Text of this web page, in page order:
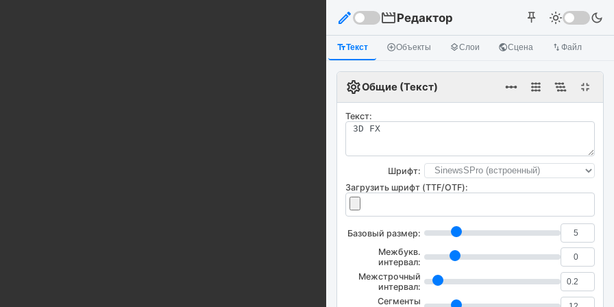
edit movieРедактор push_pin light_mode dark_mode
text_fieldsТекст add_circle_outlineОбъекты layersСлои publicСцена import_export Файл
settingsОбщие (Текст) linear_scale fullscreen_exit
Текст:
Шрифт:
Загрузить шрифт (TTF/OTF):
Базовый размер:
Межбукв.
интервал:
Межстрочный
интервал:
Сегменты